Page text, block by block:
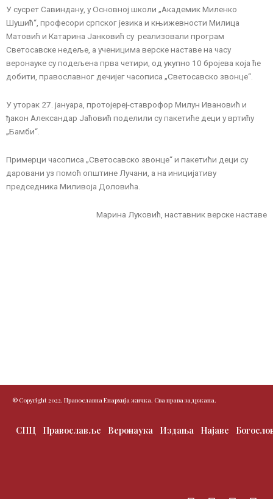
У сусрет Савиндану, у Основној школи „Академик Миленко
Шушић“, професори српског језика и књижевности Милица
Матовић и Катарина Јанковић су реализовали програм
Светосавске недеље, а ученицима верске наставе на часу
веронауке су подељена прва четири, од укупно 10 бројева која ће
добити, православног дечијег часописа „Светосавско звонце“.
У уторак 27. јануара, протојереј-ставрофор Милун Ивановић и
ђакон Александар Јаћовић поделили су пакетиће деци у вртићу
„Бамби“.
Примерци часописа „Светосавско звонце“ и пакетићи деци су
даровани уз помоћ општине Лучани, а на иницијативу
председника Миливоја Доловића.
Марина Луковић, наставник верске наставе
© Copyright 2022. Православна Епархија жичка. Сва права задржана.
СПЦ Православље Веронаука Издања Најаве